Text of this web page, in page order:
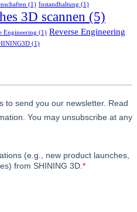
(1) Instandhaltung (1)
3D scannen (5)
Engineering (1) Reverse Engineering
(1)